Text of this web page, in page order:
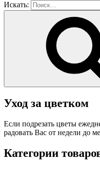
Искать:
Уход за цветком
Если подрезать цветы
радовать Вас от недели до
Категории